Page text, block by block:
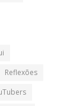
Reflexões